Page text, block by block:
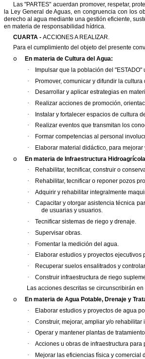
Las"PARTES" acuerdan promover, respetar,
la Ley General de Aguas, en congruencia con los
derecho al agua mediante una gestión eficiente,
en materia de responsabilidad hídrica.
CUARTA -ACCIONES A REALIZAR.
Para el cumplimiento del objeto del presente
o En materia de Cultura del Agua:
· Impulsar que la población del "ESTADO"
· Promover, comunicar y difundir la
· Desarrollar y aplicar estrategias en
· Realizar acciones de promoción,
· Instalar y fortalecer espacios de cultura
· Realizar eventos que transmitan los
· Formar competencias al personal
· Elaborar material didáctico, para
o En materia de Infraestructura
· Rehabilitar, tecnificar, construir o
· Rehabilitar, tecnificar o reponer pozos
· Adquirir y rehabilitar integralmente
· Capacitar y otorgar asistencia técnica
de usuarias y usuarios.
· Tecnificar sistemas de riego y drenaje.
· Supervisar obras.
· Fomentar la medición del agua.
· Elaborar estudios y proyectos
· Recuperar suelos ensalitrados y
·
Construir infraestructura de riego
Las acciones descritas se circunscribirán
o En materia de Agua Potable, Drenaje y
· Elaborar estudios y proyectos de agua
· Construir, mejorar, ampliar y/o
· Operar y mantener plantas de
· Acciones u obras de infraestructura
· Mejorar las eficiencias física y comercial